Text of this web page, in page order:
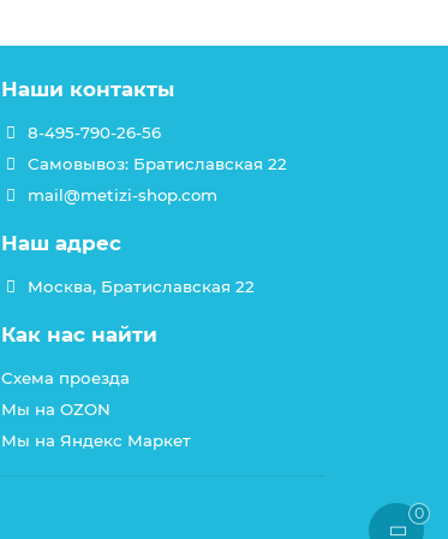
Наши контакты
8-495-790-26-56
Самовывоз: Братиславская 22
mail@metizi-shop.com
Наш адрес
Москва, Братиславская 22
Как нас найти
Схема проезда
Мы на OZON
Мы на Яндекс Маркет
0